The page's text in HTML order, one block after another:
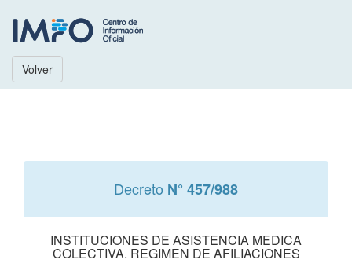
Volver
Decreto N° 457/988
INSTITUCIONES DE ASISTENCIA MEDICA
COLECTIVA. REGIMEN DE AFILIACIONES